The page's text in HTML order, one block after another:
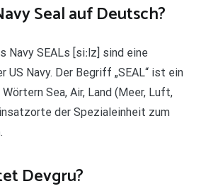
Seal auf Deutsch?
Navy SEALs [siːlz] sind eine
US Navy. Der Begriff „SEAL“ ist ein
Sea, Air, Land (Meer, Luft,
der Spezialeinheit zum
Devgru?